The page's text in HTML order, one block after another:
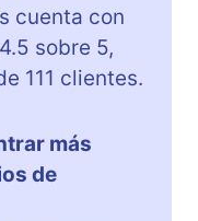
cuenta con
sobre 5,
111 clientes.
más
de